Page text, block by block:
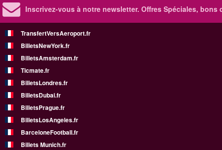
Inscrivez-vous à notre newsletter. Offres Spéciales, bons
TransfertVersAeroport.fr
BilletsNewYork.fr
BilletsAmsterdam.fr
Ticmate.fr
BilletsLondres.fr
BilletsDubai.fr
BilletsPrague.fr
BilletsLosAngeles.fr
BarceloneFootball.fr
Billets Munich.fr